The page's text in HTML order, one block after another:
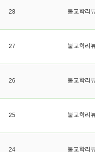
28 불교학리
27 불교학리
26 불교학리
25 불교학리
24 불교학리